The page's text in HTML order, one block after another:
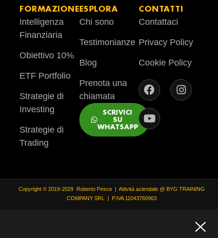
FORMAZIONE
Intelligenza
Finanziaria
Obiettivo 10%
ETF Portfolio
Strategie di
Investing
Strategie di
Trading
ESPLORA
Chi sono
Testimonianze
Blog
Prenota una
chiamata
SCRIVICI
SU
WHATSAPP
CONTATTI
Contattaci
Privacy Policy
Cookie Policy
Copyright © 2019-2029 Roberto Pesce | Attività aziendale @ BYG TRAINING
COMPANY SRL | P.IVA 11043760963